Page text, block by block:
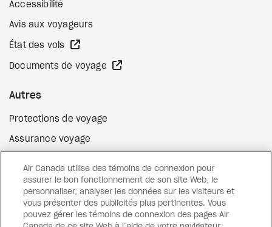
Accessibilité
Avis aux voyageurs
État des vols
Documents de voyage
Autres
Protections de voyage
Assurance voyage
Surclassement de vol
Cartes-cadeaux Site Web externe
Air Canada utilise des témoins de connexion pour
assurer le bon fonctionnement de son site Web, le
personnaliser, analyser les données sur les visiteurs et
vous présenter des publicités plus pertinentes. Vous
pouvez gérer les témoins de connexion des pages Air